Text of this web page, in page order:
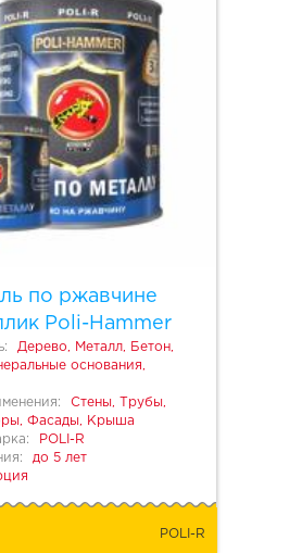
по ржавчине
Poli-Hammer
Дерево, Металл, Бетон,
основания,
Стены, Трубы,
Фасады, Крыша
POLI-R
до 5 лет
POLI-R